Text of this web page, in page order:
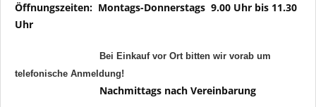
Öffnungszeiten: Montags-Donnerstags 9.00 Uhr bis 11.30
Uhr
Bei Einkauf vor Ort bitten wir vorab um
telefonische Anmeldung!
Nachmittags nach Vereinbarung